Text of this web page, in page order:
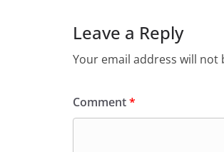
Leave a Reply
Your email address will not
Comment*